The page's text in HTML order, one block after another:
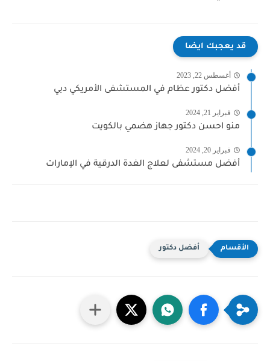
قد يعجبك ايضا
أغسطس 22, 2023
أفضل دكتور عظام في المستشفى الأمريكي دبي
فبراير 21, 2024
منو احسن دكتور جهاز هضمي بالكويت
فبراير 20, 2024
أفضل مستشفى لعلاج الغدة الدرقية في الإمارات
أفضل دكتور